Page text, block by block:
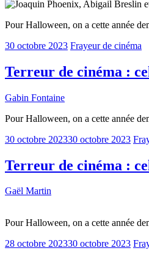
Pour Halloween, on a cette année
30 octobre 2023 Frayeur de cinéma
Terreur de cinéma :
Gabin Fontaine
Pour Halloween, on a cette année
30 octobre 202330 octobre 2023
Terreur de cinéma :
Gaël Martin
Pour Halloween, on a cette année
28 octobre 202330 octobre 2023